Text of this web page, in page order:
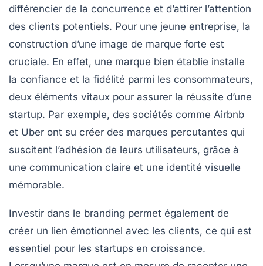
différencier de la concurrence et d’attirer l’attention
des clients potentiels. Pour une jeune entreprise, la
construction d’une image de marque forte est
cruciale. En effet, une marque bien établie installe
la confiance et la fidélité parmi les consommateurs,
deux éléments vitaux pour assurer la réussite d’une
startup. Par exemple, des sociétés comme Airbnb
et Uber ont su créer des marques percutantes qui
suscitent l’adhésion de leurs utilisateurs, grâce à
une communication claire et une identité visuelle
mémorable.
Investir dans le branding permet également de
créer un lien émotionnel avec les clients, ce qui est
essentiel pour les startups en croissance.